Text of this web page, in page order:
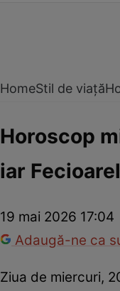
HomeStil de viață
Horoscop
iar
19 mai 2026 17:04
Adaugă-ne ca
Ziua de miercuri,